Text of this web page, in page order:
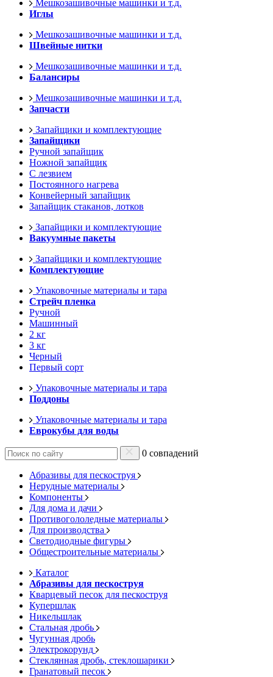
Мешкозашивочные машинки и т.д.
Иглы
Мешкозашивочные машинки и т.д.
Швейные нитки
Мешкозашивочные машинки и т.д.
Балансиры
Мешкозашивочные машинки и т.д.
Запчасти
Запайщики и комплектующие
Запайщики
Ручной запайщик
Ножной запайщик
С лезвием
Постоянного нагрева
Конвейерный запайщик
Запайщик стаканов, лотков
Запайщики и комплектующие
Вакуумные пакеты
Запайщики и комплектующие
Комплектующие
Упаковочные материалы и тара
Стрейч пленка
Ручной
Машинный
2 кг
3 кг
Черный
Первый сорт
Упаковочные материалы и тара
Поддоны
Упаковочные материалы и тара
Еврокубы для воды
0 совпадений
Абразивы для пескоструя
Нерудные материалы
Компоненты
Для дома и дачи
Противогололедные материалы
Для производства
Светодиодные фигуры
Общестроительные материалы
Каталог
Абразивы для пескоструя
Кварцевый песок для пескоструя
Купершлак
Никельшлак
Стальная дробь
Чугунная дробь
Электрокорунд
Стеклянная дробь, стеклошарики
Гранатовый песок